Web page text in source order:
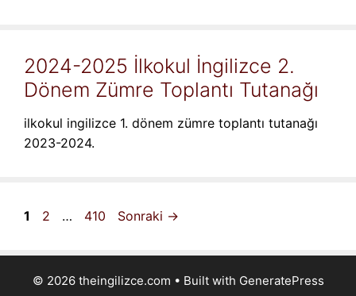
2024-2025 İlkokul İngilizce 2.
Dönem Zümre Toplantı Tutanağı
ilkokul ingilizce 1. dönem zümre toplantı tutanağı
2023-2024.
Sayfa
1 Sayfa
2 … Sayfa
410 Sonraki →
© 2026 theingilizce.com • Built with GeneratePress